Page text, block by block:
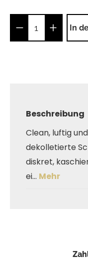
Produkt In
Beschreibung
Clean, luftig
dekolletierte
diskret,
ei… Mehr